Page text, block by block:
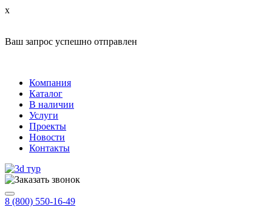
x
Ваш запрос успешно отправлен
Компания
Каталог
В наличии
Услуги
Проекты
Новости
Контакты
8 (800) 550-16-49